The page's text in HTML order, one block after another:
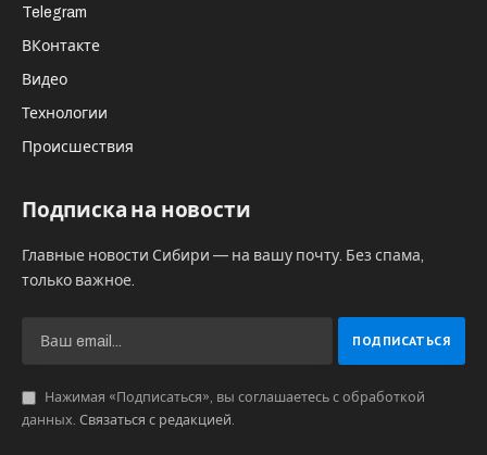
Telegram
ВКонтакте
Видео
Технологии
Происшествия
Подписка на новости
Главные новости Сибири — на вашу почту. Без спама,
только важное.
Нажимая «Подписаться», вы соглашаетесь с обработкой
данных. Связаться с редакцией.